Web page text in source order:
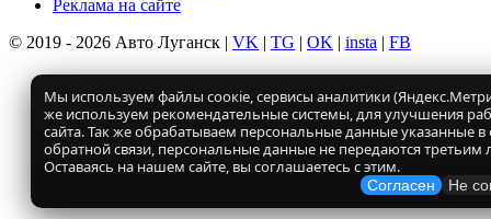
Реклама на сайте
© 2019 - 2026 Авто Луганск | VK | TG | OK | insta | FB
Мы используем файлы соокіе, сервисы аналитики
же используем рекомендательные системы, для улучшения
сайта. Так же обрабатываем персональные данные указанные
обратной связи, персональные данные не передаются третьим
Оставаясь на нашем сайте, вы соглашаетесь с этим.
Согласен Не